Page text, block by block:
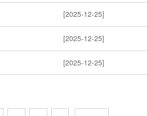
[2025-12-25]
[2025-12-25]
[2025-12-25]